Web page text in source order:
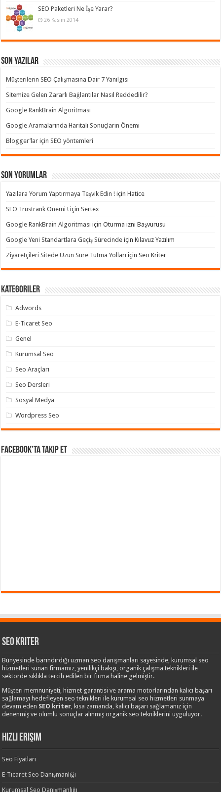
SEO Paketleri Ne İşe Yarar?
26 Kasım 2014
Son Yazılar
Müşterilerin SEO Çalışmasına Dair 7 Yanılgısı
Sitemize Gelen Zararlı Bağlantılar Nasıl Reddedilir?
Google RankBrain Algoritması
Google Aramalarında Haritalı Sonuçların Önemi
Blogger’lar için SEO yöntemleri
Son yorumlar
Yazılara Yorum Yaptırmaya Teşvik Edin ! içinHatice
SEO Trustrank Önemi ! içinSertex
Google RankBrain Algoritması içinOturma izni Başvurusu
Google Yeni Standartlara Geçiş Sürecinde içinKılavuz Yazılım
Ziyaretçileri Sitede Uzun Süre Tutma Yolları içinSeo Kriter
Kategoriler
Adwords
E-Ticaret Seo
Genel
Kurumsal Seo
Seo Araçları
Seo Dersleri
Sosyal Medya
Wordpress Seo
Facebook’ta takip et
Seo Kriter
Bünyesinde barındırdığı uzman seo danışmanları sayesinde, kurumsal seo
hizmetleri sunan firmamız, yenilikçi bakışı, organik çalışma teknikleri ile
sektörde sıklıkla tercih edilen bir firma haline gelmiştir.
Müşteri memnuniyeti, hizmet garantisi ve arama motorlarından kalıcı başarı
sağlamayı hedefleyen seo teknikleri ile kurumsal seo hizmetleri sunmaya
devam eden SEO kriter, kısa zamanda, kalıcı başarı sağlamanız için
denenmiş ve olumlu sonuçlar alınmış organik seo tekniklerini uyguluyor.
Hızlı Erişim
Seo Fiyatları
E-Ticaret Seo Danışmanlığı
Kurumsal Seo Danışmanlığı